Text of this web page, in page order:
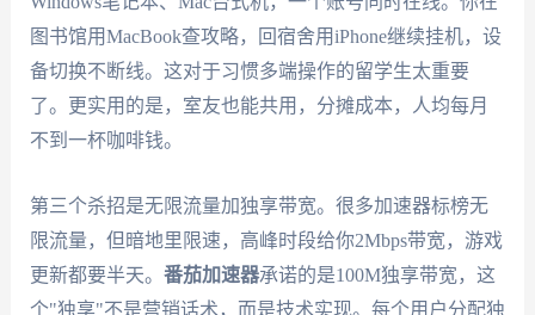
图书馆用MacBook查攻略，回宿舍用iPhone继续挂机，设
备切换不断线。这对于习惯多端操作的留学生太重要
了。更实用的是，室友也能共用，分摊成本，人均每月
不到一杯咖啡钱。
第三个杀招是无限流量加独享带宽。很多加速器标榜无
限流量，但暗地里限速，高峰时段给你2Mbps带宽，游戏
更新都要半天。 番茄加速器承诺的是100M独享带宽，这
个"独享"不是营销话术，而是技术实现。每个用户分配独